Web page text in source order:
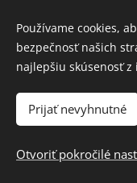
Používame cookies,
bezpečnosť našich
najlepšiu skúsenosť z
Prijať nevyhnutné
Otvoriť pokročilé